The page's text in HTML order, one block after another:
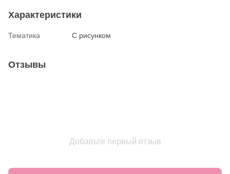
Характеристики
Тематика С рисунком
Отзывы
Добавьте первый отзыв